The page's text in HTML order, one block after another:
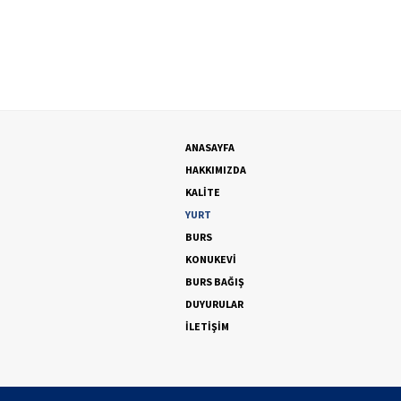
ANASAYFA
HAKKIMIZDA
KALİTE
YURT
BURS
KONUKEVİ
BURS BAĞIŞ
DUYURULAR
İLETİŞİM